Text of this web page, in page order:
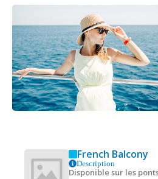
French Balcony
Description
Disponible sur les